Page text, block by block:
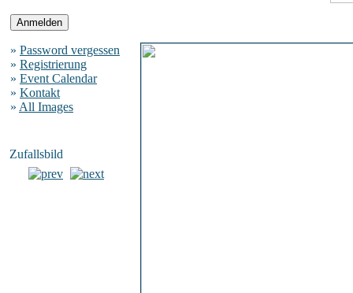
» Password vergessen
» Registrierung
» Event Calendar
» Kontakt
» All Images
Zufallsbild